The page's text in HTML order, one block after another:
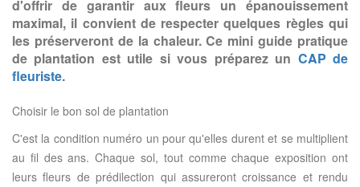
d'offrir de garantir aux fleurs un épanouissement
maximal, il convient de respecter quelques règles qui
les préserveront de la chaleur. Ce mini guide pratique
de plantation est utile si vous préparez un CAP de
fleuriste.
Choisir le bon sol de plantation
C'est la condition numéro un pour qu'elles durent et se multiplient
au fil des ans. Chaque sol, tout comme chaque exposition ont
leurs fleurs de prédilection qui assureront croissance et rendu